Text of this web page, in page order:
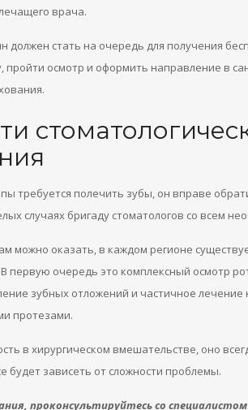
врача.
должен стать на очередь для получения
пройти осмотр и оформить направление в
требуется полечить зубы, он вправе
случаях бригаду стоматологов со всем
можно оказать, в каждом регионе
первую очередь это комплексный осмотр
зубных отложений и частичное
протезами.
в хирургическом вмешательстве, оно
будет зависеть от сложности проблемы.
проконсультируйтесь со специалистом